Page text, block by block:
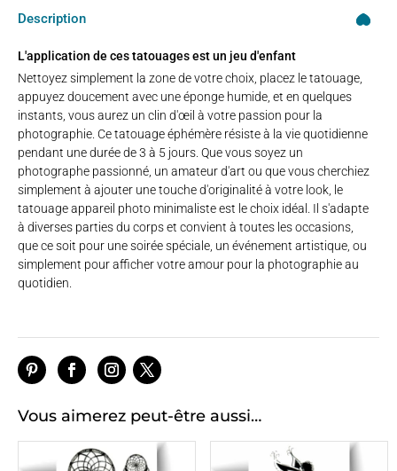
Description
L'application de ces tatouages est un jeu d'enfant
Nettoyez simplement la zone de votre choix, placez le tatouage,
appuyez doucement avec une éponge humide, et en quelques
instants, vous aurez un clin d'œil à votre passion pour la
photographie. Ce tatouage éphémère résiste à la vie quotidienne
pendant une durée de 3 à 5 jours. Que vous soyez un
photographe passionné, un amateur d'art ou que vous cherchiez
simplement à ajouter une touche d'originalité à votre look, le
tatouage appareil photo minimaliste est le choix idéal. Il s'adapte
à diverses parties du corps et convient à toutes les occasions,
que ce soit pour une soirée spéciale, un événement artistique, ou
simplement pour afficher votre amour pour la photographie au
quotidien.
Vous aimerez peut-être aussi…